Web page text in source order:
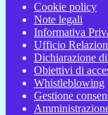
Cookie policy
Note legali
Informativa
Ufficio
Dichiarazione
Obiettivi di
Whistleblowing
Gestione